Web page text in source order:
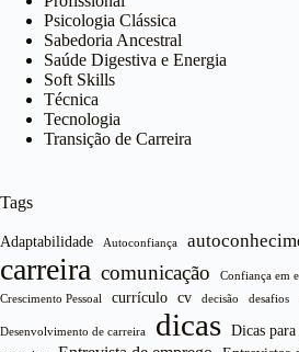
Psicologia Clássica
Sabedoria Ancestral
Saúde Digestiva e Energia
Soft Skills
Técnica
Tecnologia
Transição de Carreira
Tags
Adaptabilidade Autoconfiança
carreira comunicação
Confiança em
Crescimento Pessoal
currículo cv decisão desafios
Desenvolvimento de carreira dicas Dicas